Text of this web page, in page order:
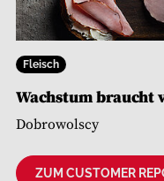
Fleisch
Wachstum braucht
Dobrowolscy
ZUM CUSTOMER